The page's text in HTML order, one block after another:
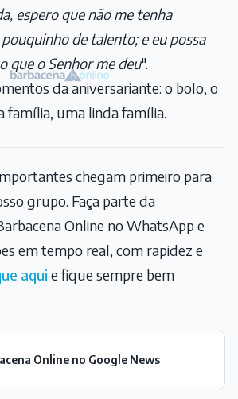
espero que não me tenha
de talento; e eu possa
que o Senhor me deu".
da aniversariante: o bolo, o
família, uma linda família.
chegam primeiro para
grupo. Faça parte da
Online no WhatsApp e
em tempo real, com rapidez e
aqui e fique sempre bem
Online no Google News